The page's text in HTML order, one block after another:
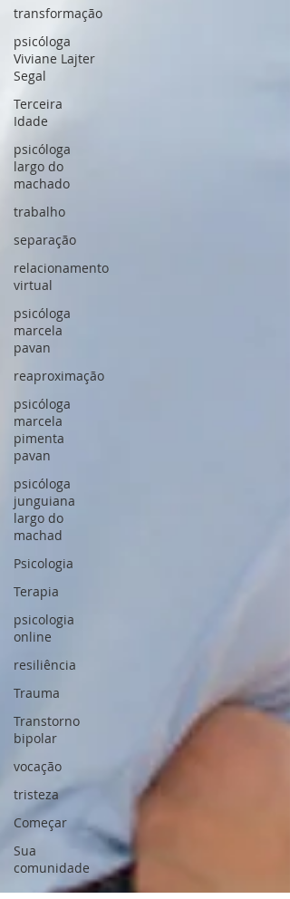
transformação
psicóloga
Viviane Lajter
Segal
Terceira
Idade
psicóloga
largo do
machado
trabalho
separação
relacionamento
virtual
psicóloga
marcela
pavan
reaproximação
psicóloga
marcela
pimenta
pavan
psicóloga
junguiana
largo do
machad
Psicologia
Terapia
psicologia
online
resiliência
Trauma
Transtorno
bipolar
vocação
tristeza
Começar
Sua
comunidade